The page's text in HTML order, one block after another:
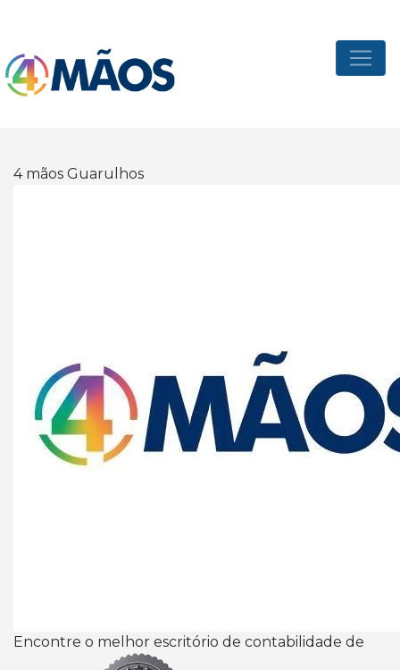
4 mãos Guarulhos
Encontre o melhor escritório de contabilidade de